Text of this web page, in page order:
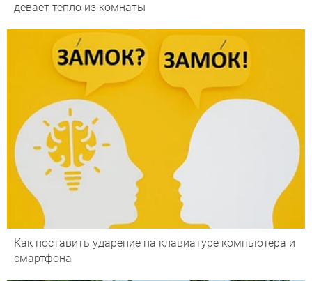
девает тепло из комнаты
Как поставить ударение на клавиатуре компьютера и
смартфона